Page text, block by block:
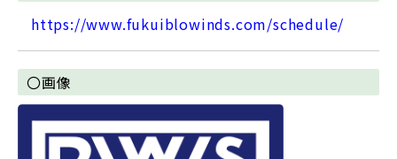
https://www.fukuiblowinds.com/schedule/
〇画像